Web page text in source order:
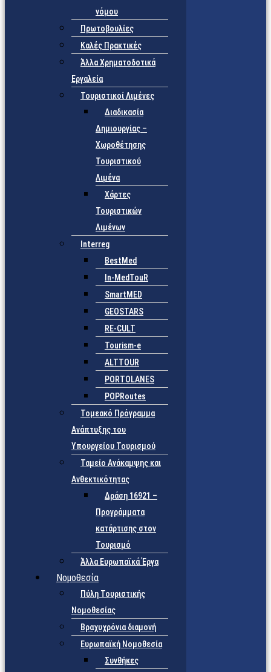
νόμου
Πρωτοβουλίες
Καλές Πρακτικές
Άλλα Χρηματοδοτικά
Εργαλεία
Τουριστικοί Λιμένες
Διαδικασία
Δημιουργίας –
Χωροθέτησης
Τουριστικού
Λιμένα
Χάρτες
Τουριστικών
Λιμένων
Interreg
BestMed
In-MedTouR
SmartMED
GEOSTARS
RE-CULT
Tourism-e
ALTTOUR
PORTOLANES
POPRoutes
Τομεακό Πρόγραμμα
Ανάπτυξης του
Υπουργείου Τουρισμού
Ταμείο Ανάκαμψης και
Ανθεκτικότητας
Δράση 16921 –
Προγράμματα
κατάρτισης στον
Τουρισμό
Άλλα Ευρωπαϊκά Έργα
Νομοθεσία
Πύλη Τουριστικής
Νομοθεσίας
Βραχυχρόνια διαμονή
Ευρωπαϊκή Νομοθεσία
Συνθήκες